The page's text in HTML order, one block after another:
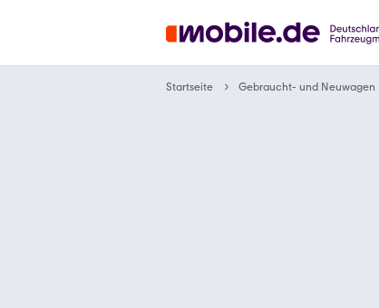
Startseite Gebraucht- und Neuwagen